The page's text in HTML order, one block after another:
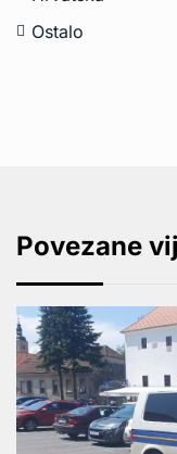
Ostalo
Povezane